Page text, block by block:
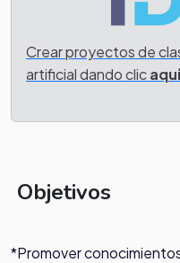
Crear proyectos de
artificial dando clicaquí
Objetivos
*Promover